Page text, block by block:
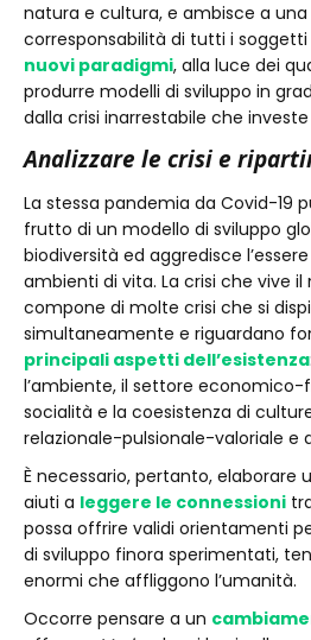
natura e cultura, e ambisce a
corresponsabilità di tutti i soggetti
nuovi paradigmi, alla luce dei
produrre modelli di sviluppo in
dalla crisi inarrestabile che
Analizzare le crisi e
La stessa pandemia da Covid-19
frutto di un modello di sviluppo
biodiversità ed aggredisce
ambienti di vita. La crisi che vive
compone di molte crisi che si
simultaneamente e riguardano
principali aspetti dell’esistenza
l’ambiente, il settore economico-
socialità e la coesistenza di
relazionale-pulsionale-valoriale e
È necessario, pertanto, elaborare
aiuti a leggere le connessioni
possa offrire validi orientamenti
di sviluppo finora sperimentati,
enormi che affliggono l’umanità.
Occorre pensare a un